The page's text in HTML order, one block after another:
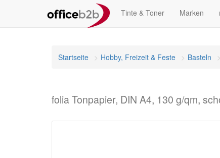
Tinte & Toner Marken
Startseite Hobby, Freizeit & Feste Basteln
folia Tonpapier, DIN A4, 130 g/qm,